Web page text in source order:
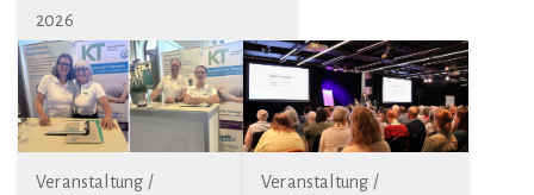
2026
Veranstaltung /
Veranstaltung /